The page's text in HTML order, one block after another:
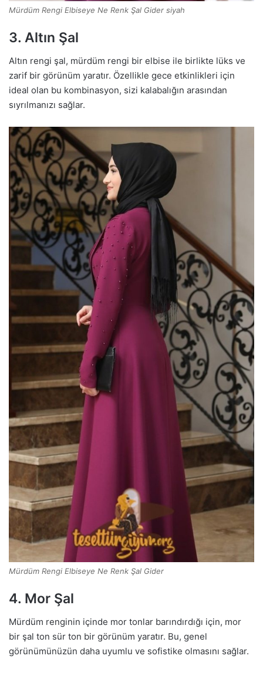
Mürdüm Rengi Elbiseye Ne Renk Şal Gider siyah
3. Altın Şal
Altın rengi şal, mürdüm rengi bir elbise ile birlikte lüks ve
zarif bir görünüm yaratır. Özellikle gece etkinlikleri için
ideal olan bu kombinasyon, sizi kalabalığın arasından
sıyrılmanızı sağlar.
Mürdüm Rengi Elbiseye Ne Renk Şal Gider
4. Mor Şal
Mürdüm renginin içinde mor tonlar barındırdığı için, mor
bir şal ton sür ton bir görünüm yaratır. Bu, genel
görünümünüzün daha uyumlu ve sofistike olmasını sağlar.